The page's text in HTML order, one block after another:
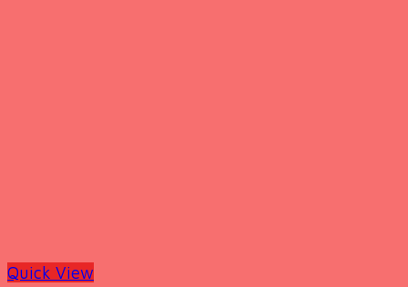
Quick View